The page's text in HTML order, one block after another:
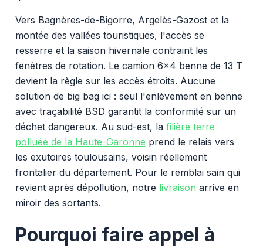
Vers Bagnères-de-Bigorre, Argelès-Gazost et la
montée des vallées touristiques, l'accès se
resserre et la saison hivernale contraint les
fenêtres de rotation. Le camion 6x4 benne de 13 T
devient la règle sur les accès étroits. Aucune
solution de big bag ici : seul l'enlèvement en benne
avec traçabilité BSD garantit la conformité sur un
déchet dangereux. Au sud-est, la filière terre
polluée de la Haute-Garonne prend le relais vers
les exutoires toulousains, voisin réellement
frontalier du département. Pour le remblai sain qui
revient après dépollution, notre livraison arrive en
miroir des sortants.
Pourquoi faire appel à